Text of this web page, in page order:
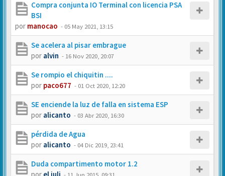
Compra conjunta IO Terminal con licencia PSA
BSI
por manocao - 05 May 2021, 13:15
Se acelera al pisar embrague
por alvin - 16 Nov 2020, 20:07
Se rompio el chiquitin ....
por paco677 - 01 Oct 2020, 12:20
SE enciende la luz de falla en sistema ESP
por alicanto - 03 Abr 2020, 16:30
pérdida de Agua
por alicanto - 04 Dic 2019, 23:41
Duda compartimento motor 1.2